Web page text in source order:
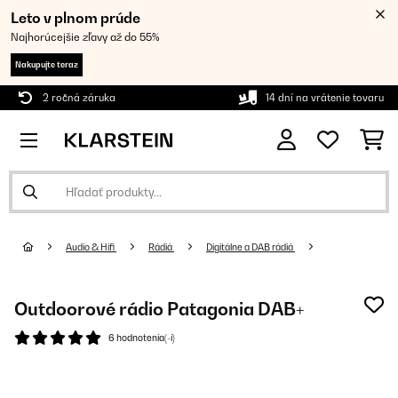
Leto v plnom prúde
Najhorúcejšie zľavy až do 55%
Nakupujte teraz
2 ročná záruka 14 dní na vrátenie tovaru
Audio & Hifi Rádiá Digitálne a DAB rádiá
Outdoorové rádio Patagonia DAB+
6 hodnotenia(-í)